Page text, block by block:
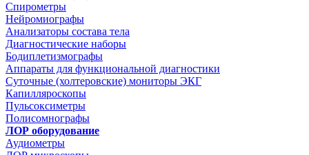
Спирометры
Нейромиографы
Анализаторы состава тела
Диагностические наборы
Бодиплетизмографы
Аппараты для функциональной диагностики
Суточные (холтеровские) мониторы ЭКГ
Капилляроскопы
Пульсоксиметры
Полисомнографы
ЛОР оборудование
Аудиометры